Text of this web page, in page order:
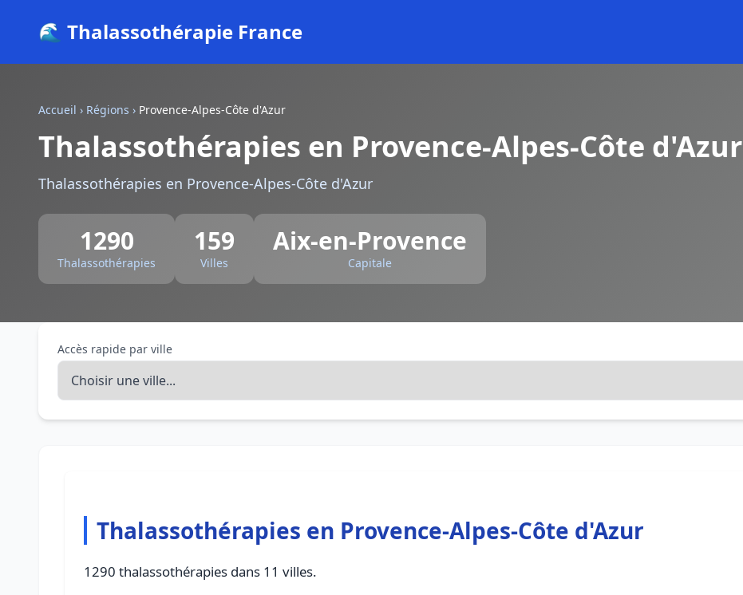
🌊 Thalassothérapie France
Accueil › Régions › Provence-Alpes-Côte d'Azur
Thalassothérapies en Provence-Alpes-Côte d'Azur
Thalassothérapies en Provence-Alpes-Côte d'Azur
1290
Thalassothérapies
159
Villes
Aix-en-Provence
Capitale
Accès rapide par ville
Thalassothérapies en Provence-Alpes-Côte d'Azur
1290 thalassothérapies dans 11 villes.